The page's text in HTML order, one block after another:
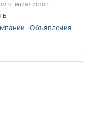
специалистов.
Объявления